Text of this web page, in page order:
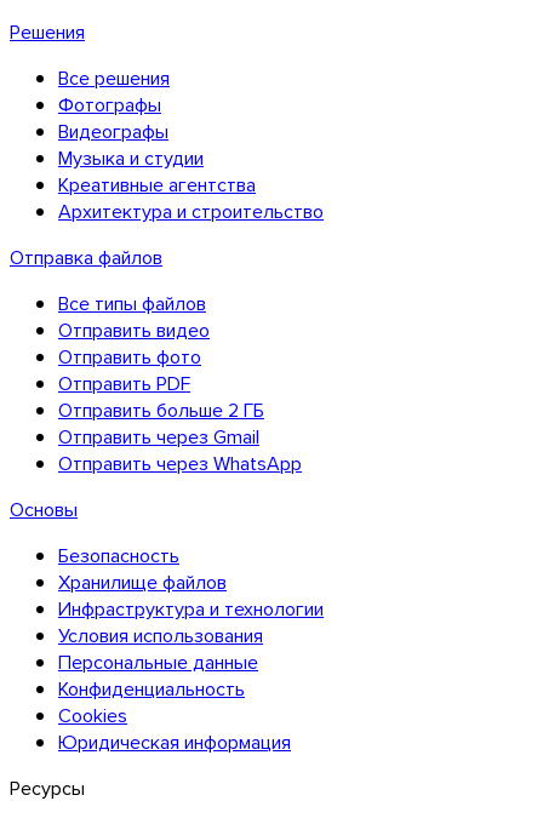
Firefox
Решения
Все решения
Фотографы
Видеографы
Музыка и студии
Креативные агентства
Архитектура и строительство
Отправка файлов
Все типы файлов
Отправить видео
Отправить фото
Отправить PDF
Отправить больше 2 ГБ
Отправить через Gmail
Отправить через WhatsApp
Основы
Безопасность
Хранилище файлов
Инфраструктура и технологии
Условия использования
Персональные данные
Конфиденциальность
Cookies
Юридическая информация
Ресурсы